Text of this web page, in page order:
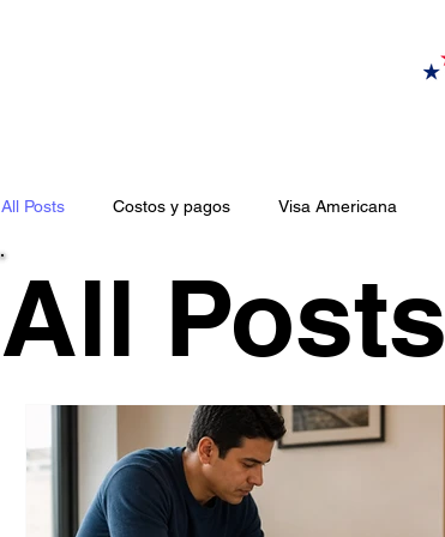
All Posts Costos y pagos Visa Americana
All Posts